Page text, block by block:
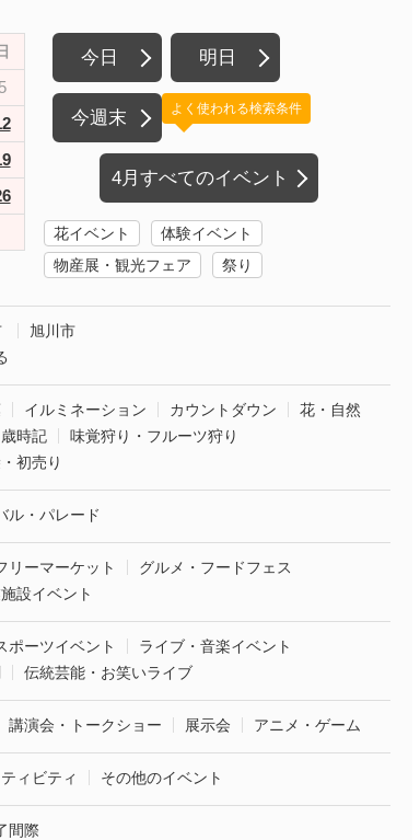
今日 明日
今週末
4月すべてのイベント
よく使われる検索条件
花イベント
体験イベント
物産展・観光フェア
祭り
旭川市
イルミネーション カウントダウン
花・自然
時記
味覚狩り・フルーツ狩り
初売り
ル・パレード
リーマーケット
グルメ・フードフェス
設イベント
ポーツイベント
ライブ・音楽イベント
伝統芸能・お笑いライブ
講演会・トークショー 展示会 アニメ・ゲーム
ィビティ その他のイベント
間際